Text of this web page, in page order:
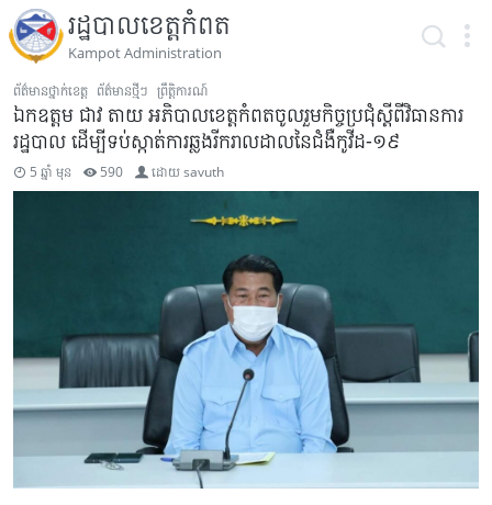
រដ្ឋបាលខេត្តកំពត
Kampot Administration
ព័ត៌មានថ្នាក់ខេត្ត ព័ត៌មានថ្មីៗ ព្រឹត្តិការណ៍
ឯកឧត្តម ជាវ តាយ អភិបាលខេត្តកំពតចូលរួមកិច្ចប្រជុំស្តីពីវិធានការ
រដ្ឋបាល ដើម្បីទប់ស្កាត់ការឆ្លងរីករាលដាលនៃជំងឺកូវីដ-១៩
5 ឆ្នាំ មុន 590 ដោយsavuth